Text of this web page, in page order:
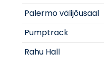
Palermo välijõusaal
Pumptrack
Rahu Hall